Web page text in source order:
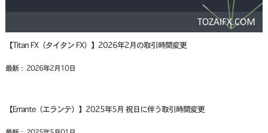
【Titan FX（タイタン FX）】2026年2月の取引時間変更
最新： 2026年2月10日
【Errante（エランテ）】2025年5月 祝日に伴う取引時間変更